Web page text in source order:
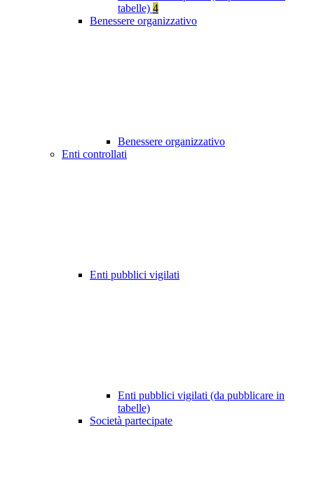
tabelle) 4
Benessere organizzativo
Benessere organizzativo
Enti controllati
Enti pubblici vigilati
Enti pubblici vigilati (da pubblicare in
tabelle)
Società partecipate